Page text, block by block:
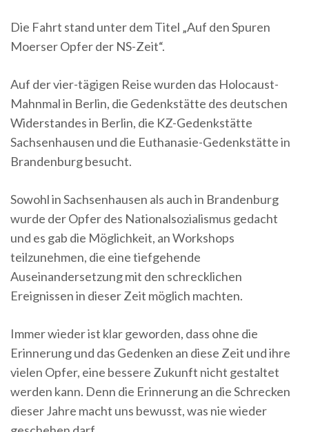
Die Fahrt stand unter dem Titel „Auf den Spuren
Moerser Opfer der NS-Zeit“.
Auf der vier-tägigen Reise wurden das Holocaust-
Mahnmal in Berlin, die Gedenkstätte des deutschen
Widerstandes in Berlin, die KZ-Gedenkstätte
Sachsenhausen und die Euthanasie-Gedenkstätte in
Brandenburg besucht.
Sowohl in Sachsenhausen als auch in Brandenburg
wurde der Opfer des Nationalsozialismus gedacht
und es gab die Möglichkeit, an Workshops
teilzunehmen, die eine tiefgehende
Auseinandersetzung mit den schrecklichen
Ereignissen in dieser Zeit möglich machten.
Immer wieder ist klar geworden, dass ohne die
Erinnerung und das Gedenken an diese Zeit und ihre
vielen Opfer, eine bessere Zukunft nicht gestaltet
werden kann. Denn die Erinnerung an die Schrecken
dieser Jahre macht uns bewusst, was nie wieder